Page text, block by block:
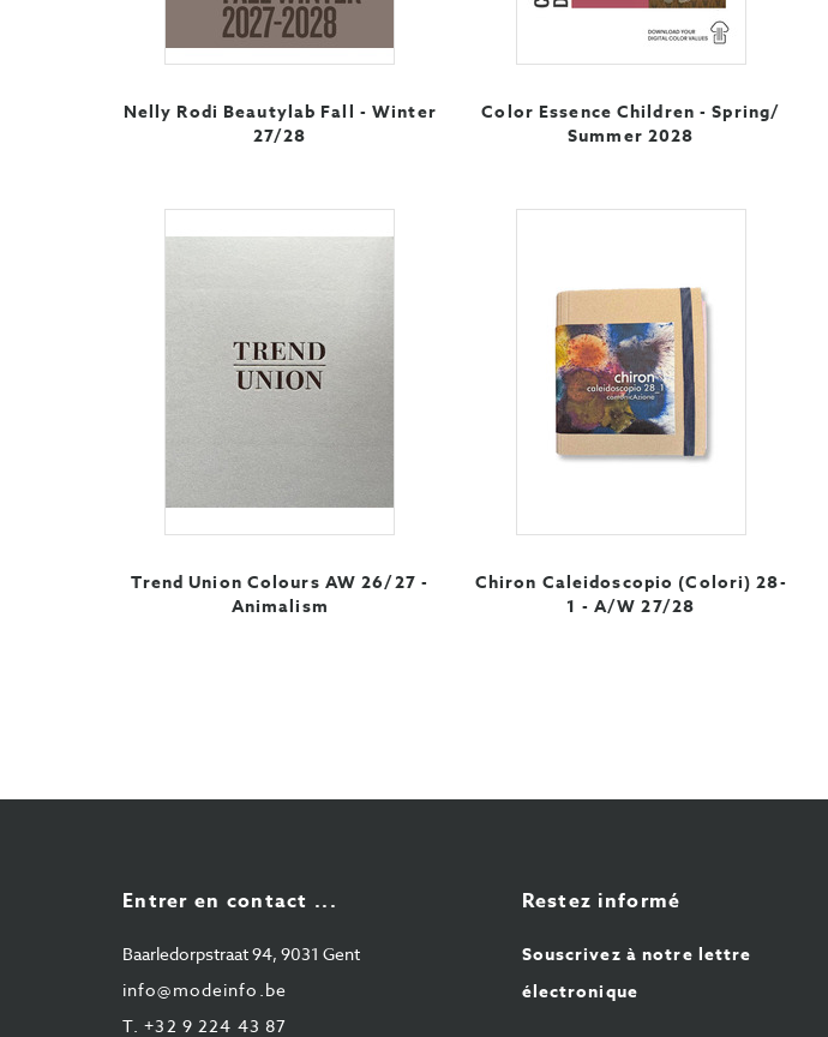
Nelly Rodi Beautylab Fall - Winter
27/28
Color Essence Children - Spring/
Summer 2028
Trend Union Colours AW 26/27 -
Animalism
Chiron Caleidoscopio (Colori) 28-
1 - A/W 27/28
Entrer en contact ...
Baarledorpstraat 94, 9031 Gent
info@modeinfo.be
T.+32 9 224 43 87
Restez informé
Souscrivez à notre lettre
électronique